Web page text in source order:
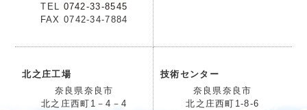
TEL 0742-33-8545
FAX 0742-34-7884
北之庄工場
奈良県奈良市
北之庄西町1－4－4
技術センター
奈良県奈良市
北之庄西町1-8-6